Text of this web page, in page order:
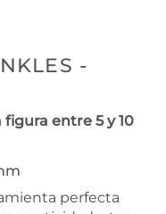
-
entre 5 y 10
perfecta